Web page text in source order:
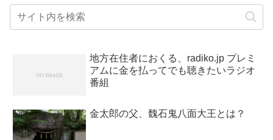
地方在住者におくる、radiko.jp プレミ
アムに金を払ってでも聴きたいラジオ
番組
金太郎の父、魏石鬼八面大王とは？